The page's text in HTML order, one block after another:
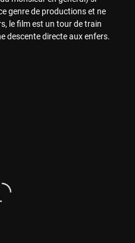
genre de productions et ne
le film est un tour de train
descente directe aux enfers.